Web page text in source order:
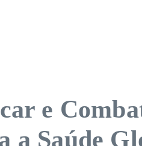
e
a Saúde